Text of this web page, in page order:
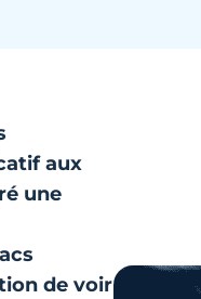
aux
une
de voir